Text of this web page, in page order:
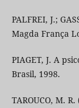
PALFREI, J.;
Magda França
PIAGET, J. A
Brasil, 1998.
TAROUCO, M.